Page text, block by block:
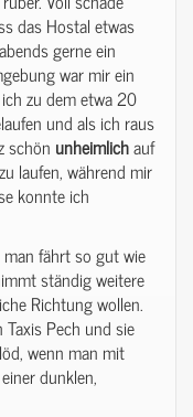
das Hostal etwas
gerne ein
war mir ein
zu dem etwa 20
und als ich raus
schön unheimlichauf
laufen, während mir
konnte ich
man fährt so gut wie
ständig weitere
Richtung wollen.
Pech und sie
wenn man mit
dunklen,